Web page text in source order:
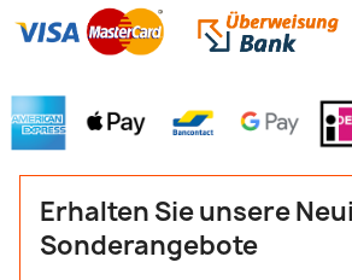
Erhalten Sie unsere
Sonderangebote